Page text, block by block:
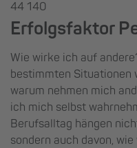
44 140
Erfolgsfaktor
Wie wirke ich auf
bestimmten Situationen
warum nehmen mich
ich mich selbst
Berufsalltag hängen
sondern auch davon,